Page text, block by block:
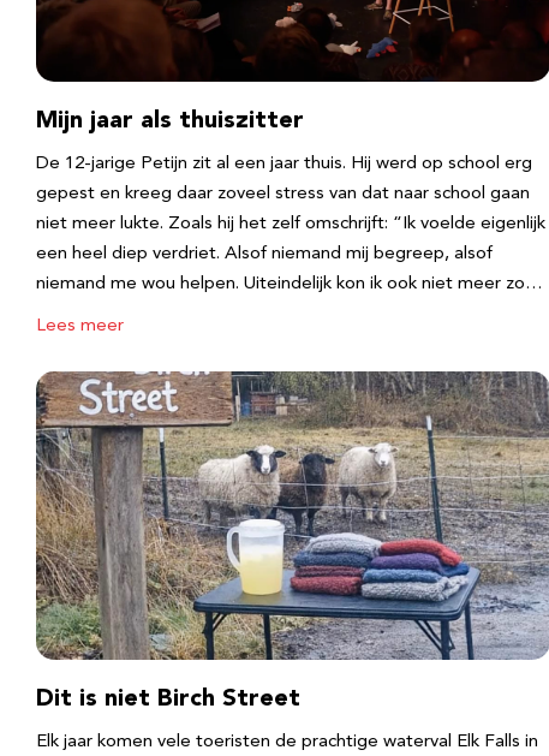
Mijn jaar als thuiszitter
De 12-jarige Petijn zit al een jaar thuis. Hij werd op school erg
gepest en kreeg daar zoveel stress van dat naar school gaan
niet meer lukte. Zoals hij het zelf omschrijft: “Ik voelde eigenlijk
een heel diep verdriet. Alsof niemand mij begreep, alsof
niemand me wou helpen. Uiteindelijk kon ik ook niet meer zo…
Lees meer
Dit is niet Birch Street
Elk jaar komen vele toeristen de prachtige waterval Elk Falls in